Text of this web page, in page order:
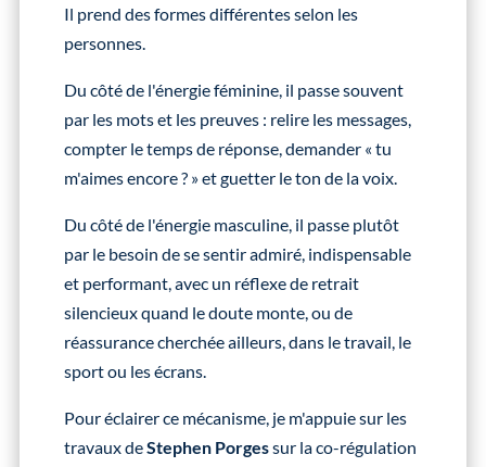
Il prend des formes différentes selon les
personnes.
Du côté de l'énergie féminine, il passe souvent
par les mots et les preuves : relire les messages,
compter le temps de réponse, demander « tu
m'aimes encore ? » et guetter le ton de la voix.
Du côté de l'énergie masculine, il passe plutôt
par le besoin de se sentir admiré, indispensable
et performant, avec un réflexe de retrait
silencieux quand le doute monte, ou de
réassurance cherchée ailleurs, dans le travail, le
sport ou les écrans.
Pour éclairer ce mécanisme, je m'appuie sur les
travaux deStephen Porgessur la co-régulation